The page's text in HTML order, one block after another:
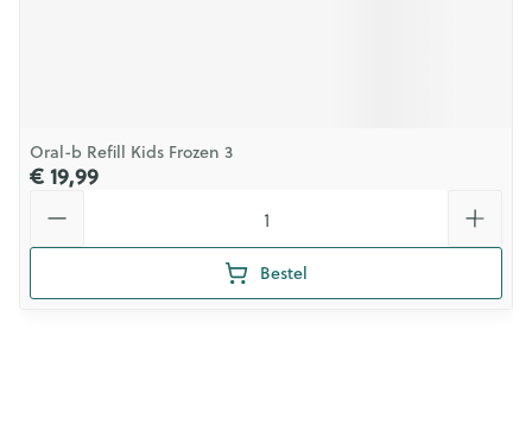
Oral-b Refill Kids Frozen 3
€ 19,99
Bestel